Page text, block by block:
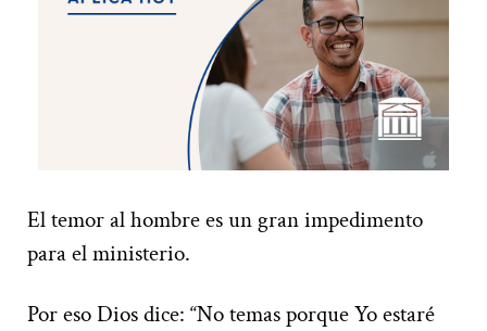
El temor al hombre es un gran impedimento
para el ministerio.
Por eso Dios dice: “No temas porque Yo estaré